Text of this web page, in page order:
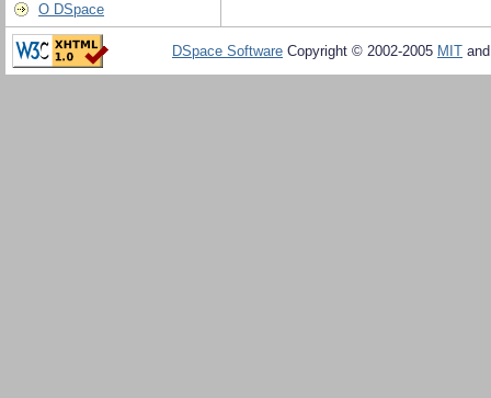
О DSpace
DSpace Software Copyright © 2002-2005 MIT